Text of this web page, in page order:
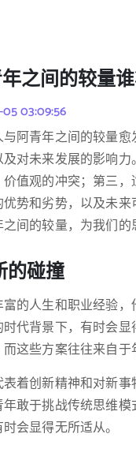
之间的较量
03:09:56
阿青年之间的较量
对未来发展的影响
值观的冲突；第三
势和劣势，以及未
间的较量，为我们的
的碰撞
的人生和职业经验
代背景下，有时会
这些方案往往来自于
着创新精神和对新
敢于挑战传统思维
会显得无所适从。